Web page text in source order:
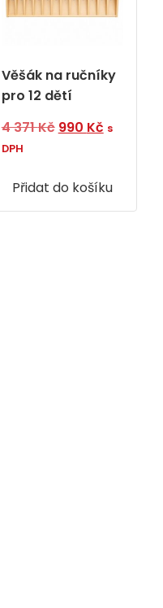
Věšák na ručníky
pro 12 dětí
4 371Kč Původní
4
371 Kč.
990 KčAktuální
990 Kč.
s
DPH
Přidat do košíku